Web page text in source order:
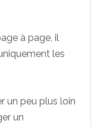
à page, il
les
un peu plus loin
un